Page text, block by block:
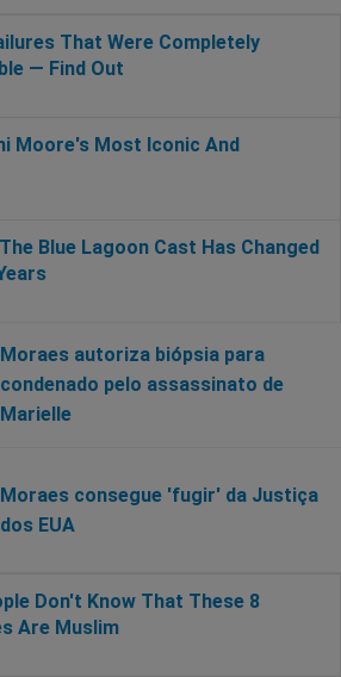
Moraes autoriza biópsia para
condenado pelo assassinato de
Marielle
Moraes consegue 'fugir' da Justiça
dos EUA